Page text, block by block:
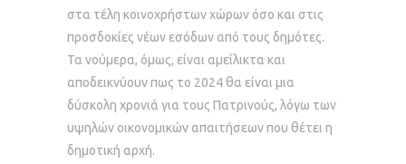
στα τέλη κοινοχρήστων χώρων όσο και στις
προσδοκίες νέων εσόδων από τους δημότες.
Τα νούμερα, όμως, είναι αμείλικτα και
αποδεικνύουν πως το 2024 θα είναι μια
δύσκολη χρονιά για τους Πατρινούς, λόγω των
υψηλών οικονομικών απαιτήσεων που θέτει η
δημοτική αρχή.